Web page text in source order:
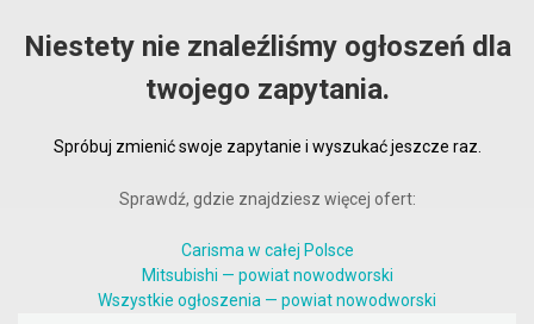
Niestety nie znaleźliśmy ogłoszeń dla
twojego zapytania.
Spróbuj zmienić swoje zapytanie i wyszukać jeszcze raz.
Sprawdź, gdzie znajdziesz więcej ofert:
Carisma w całej Polsce
Mitsubishi — powiat nowodworski
Wszystkie ogłoszenia — powiat nowodworski